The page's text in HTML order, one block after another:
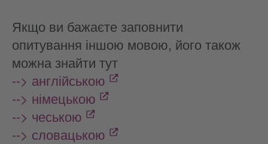
Якщо ви бажаєте заповнити
опитування іншою мовою, його також
можна знайти тут
--> англійською
--> німецькою
--> чеською
--> словацькою